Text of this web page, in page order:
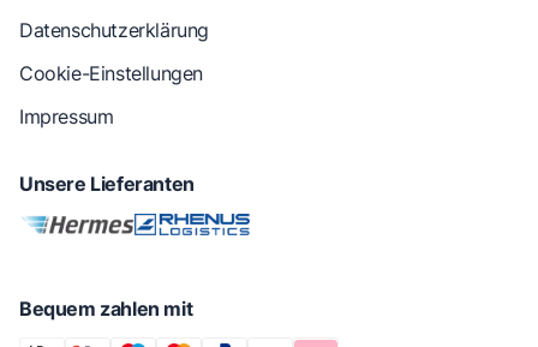
Datenschutzerklärung
Cookie-Einstellungen
Impressum
Unsere Lieferanten
Bequem zahlen mit